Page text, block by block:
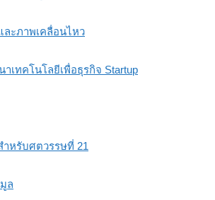
ละภาพเคลื่อนไหว
เทคโนโลยีเพื่อธุรกิจ Startup
าหรับศตวรรษที่ 21
ล